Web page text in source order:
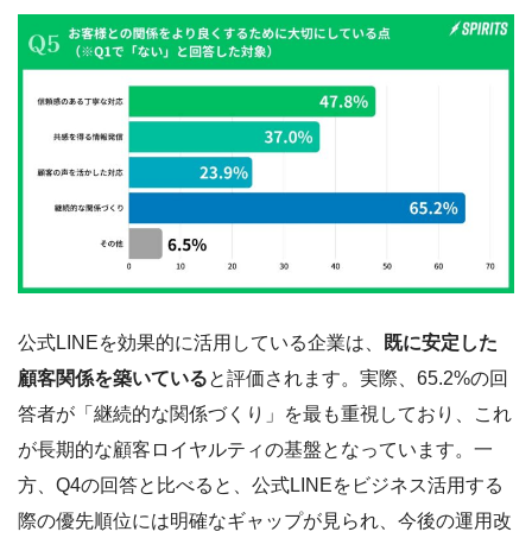
公式LINEを効果的に活用している企業は、
既に安定した
顧客関係を築いていると評価されます。実際、65.2%の回
答者が「継続的な関係づくり」を最も重視しており、これ
が長期的な顧客ロイヤルティの基盤となっています。一
方、Q4の回答と比べると、公式LINEをビジネス活用する
際の優先順位には明確なギャップが見られ、今後の運用改